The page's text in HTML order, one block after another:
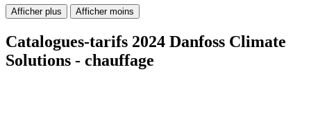
Afficher plus Afficher moins
Catalogues-tarifs 2024 Danfoss Climate
Solutions - chauffage